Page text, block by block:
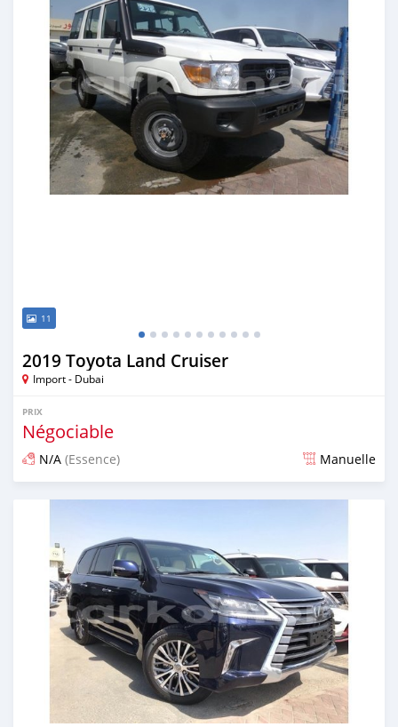
11
2019 Toyota Land Cruiser
Import - Dubai
PRIX
Négociable
N/A (Essence) Manuelle
Publié il y a environ 7 ans